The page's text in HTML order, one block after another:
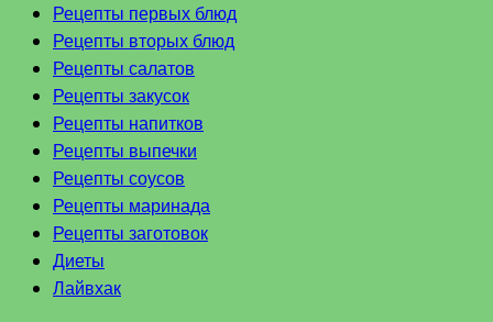
Рецепты первых блюд
Рецепты вторых блюд
Рецепты салатов
Рецепты закусок
Рецепты напитков
Рецепты выпечки
Рецепты соусов
Рецепты маринада
Рецепты заготовок
Диеты
Лайвхак